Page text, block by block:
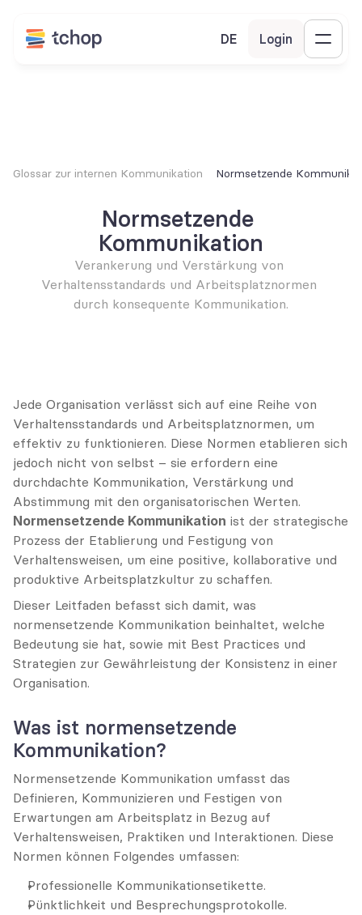
DE Login
Glossar zur internen Kommunikation Normsetzende
Normsetzende
Kommunikation
Verankerung und Verstärkung von
Verhaltensstandards und Arbeitsplatznormen
durch konsequente Kommunikation.
Jede Organisation verlässt sich auf eine Reihe von
Verhaltensstandards und Arbeitsplatznormen, um
effektiv zu funktionieren. Diese Normen etablieren sich
jedoch nicht von selbst – sie erfordern eine
durchdachte Kommunikation, Verstärkung und
Normensetzende Kommunikation ist der strategische
Prozess der Etablierung und Festigung von
Verhaltensweisen, um eine positive, kollaborative und
produktive Arbeitsplatzkultur zu schaffen.
Dieser Leitfaden befasst sich damit, was
normensetzende Kommunikation beinhaltet, welche
Bedeutung sie hat, sowie mit Best Practices und
Strategien zur Gewährleistung der Konsistenz in einer
Organisation.
Was ist normensetzende
Kommunikation?
Normensetzende Kommunikation umfasst das
Definieren, Kommunizieren und Festigen von
Erwartungen am Arbeitsplatz in Bezug auf
Verhaltensweisen, Praktiken und Interaktionen. Diese
Normen können Folgendes umfassen:
Professionelle Kommunikationsetikette.
Pünktlichkeit und Besprechungsprotokolle.